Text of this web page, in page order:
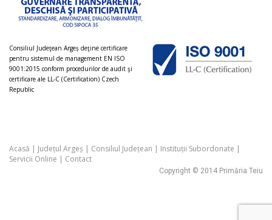
Consiliul Judeţean Argeș deţine certificare
pentru sistemul de management EN ISO
9001:2015 conform procedurilor de audit şi
certificare ale LL-C (Certification) Czech
Republic
Acasă | Județul Argeș | Consiliul Județean | Instituții Subordonate |
Servicii Online | Contact
Copyright © 2014 Primăria Teiu